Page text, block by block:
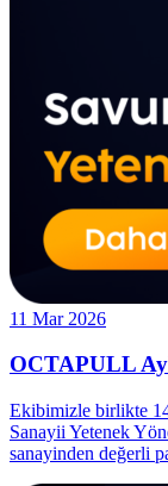
11 Mar 2026
OCTAPULL
Ekibimizle birlikte
Sanayii Yetenek
sanayinden değerli